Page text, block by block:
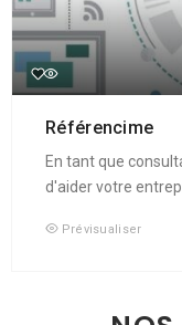
Référencime
En tant que
d'aider votre
Prévisualiser